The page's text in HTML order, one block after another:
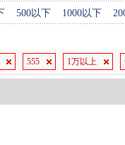
500以下 1000以下
555 1万以上